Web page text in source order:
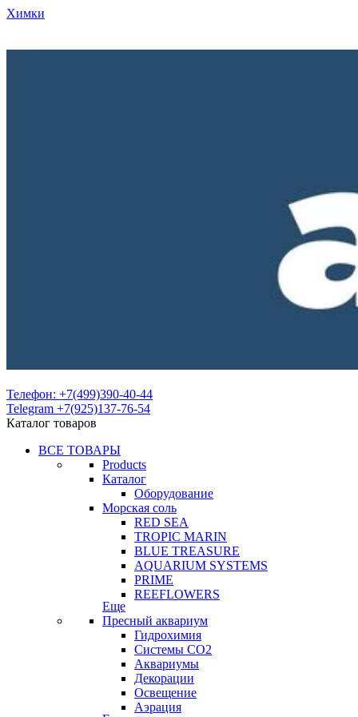
Химки
Телефон: +7(499)390-40-44
Telegram +7(925)137-76-54
Каталог товаров
ВСЕ ТОВАРЫ
Products
Каталог
Оборудование
Морская соль
RED SEA
TROPIC MARIN
BLUE TREASURE
AQUARIUM SYSTEMS
PRIME
REEFLOWERS
Еще
Пресный аквариум
Гидрохимия
Системы СО2
Аквариумы
Декорации
Освещение
Аэрация